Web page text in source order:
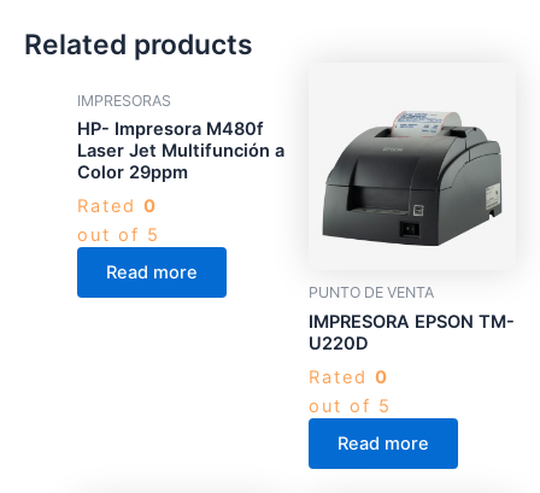
Related products
IMPRESORAS
HP- Impresora M480f
Laser Jet Multifunción a
Color 29ppm
Rated 0
out of 5
Read more
PUNTO DE VENTA
IMPRESORA EPSON TM-
U220D
Rated 0
out of 5
Read more